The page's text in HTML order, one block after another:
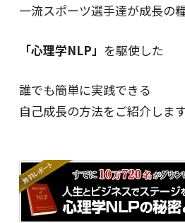
一流スポーツ選手達が成長の
「心理学NLP」 を駆使した
誰でも簡単に実践できる
自己成長の方法をご紹介します